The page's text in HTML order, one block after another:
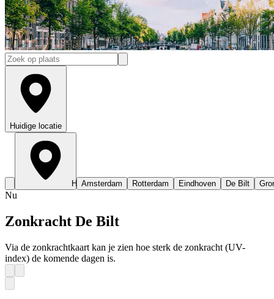
Huidige locatie
Huidige locatie
Amsterdam Rotterdam Eindhoven De Bilt
Nu
Zonkracht De Bilt
Via de zonkrachtkaart kan je zien hoe sterk de zonkracht (UV-
index) de komende dagen is.